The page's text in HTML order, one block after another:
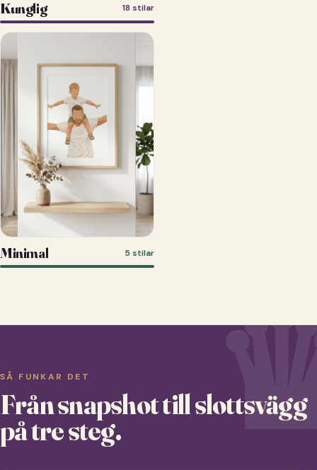
Kunglig 18 stilar
Minimal 5 stilar
SÅ FUNKAR DET
Från snapshot till slottsvägg
på tre steg.